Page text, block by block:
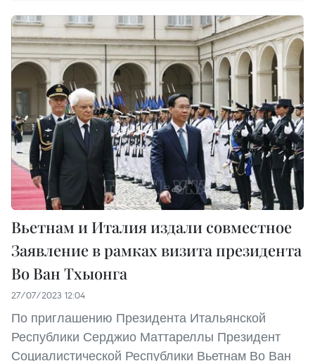
Вьетнам и Италия издали совместное
Заявление в рамках визита президента
Во Ван Тхыонга
27/07/2023 12:04
По приглашению Президента Итальянской
Республики Серджио Маттареллы Президент
Социалистической Республики Вьетнам Во Ван